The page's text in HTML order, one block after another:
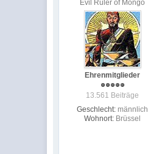
Evil Ruler of Mongo
Ehrenmitglieder
13.561 Beiträge
Geschlecht: männlich
Wohnort: Brüssel